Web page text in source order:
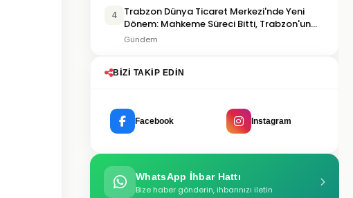
4
Trabzon Dünya Ticaret Merkezi'nde Yeni
Dönem: Mahkeme Süreci Bitti, Trabzon'un
Dev Projesi Ne Zaman Tamamlanacak?
Gündem
BIZI TAKIP EDIN
Facebook Instagram
WhatsApp İhbar Hattı
Bize haber gönderin, ihbarınızı iletin